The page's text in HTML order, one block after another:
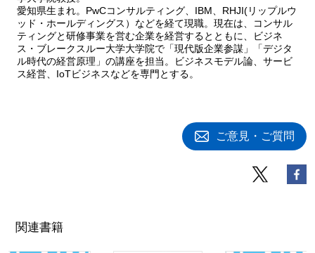
愛知県生まれ。PwCコンサルティング、IBM、RHJI(リップルウ
ッド・ホールディングス）などを経て現職。現在は、コンサル
ティングと研修事業を営む企業を経営するとともに、ビジネ
ス・ブレークスルー大学大学院で「現代版企業参謀」「デジタ
ル時代の経営原理」の講座を担当。ビジネスモデル論、サービ
ス経営、IoTビジネスなどを専門とする。
ご意見・ご質問
関連書籍